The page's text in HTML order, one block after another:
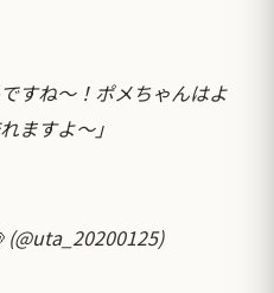
すね～！ポメちゃんはよ
ますよ～」